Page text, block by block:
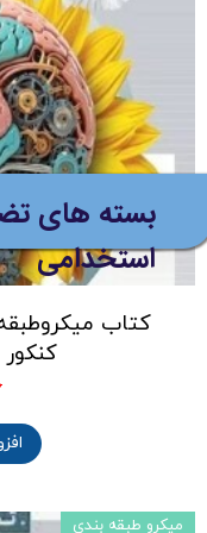
کتاب
کنکور
میکرو طبقه بندی
بسته های
استخدامی